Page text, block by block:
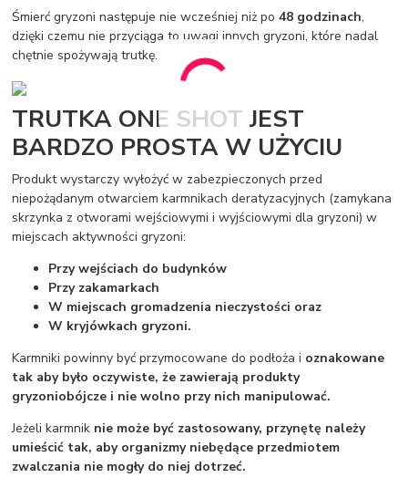
Śmierć gryzoni następuje nie wcześniej niż po48 godzinach,
dzięki czemu nie przyciąga to uwagi innych gryzoni, które nadal
chętnie spożywają trutkę.
TRUTKA ONE SHOT JEST
BARDZO PROSTA W UŻYCIU
Produkt wystarczy wyłożyć w zabezpieczonych przed
niepożądanym otwarciem karmnikach deratyzacyjnych (zamykana
skrzynka z otworami wejściowymi i wyjściowymi dla gryzoni) w
miejscach aktywności gryzoni:
Przy wejściach do budynków
Przy zakamarkach
W miejscach gromadzenia nieczystości oraz
W kryjówkach gryzoni.
Karmniki powinny być przymocowane do podłoża i oznakowane
tak aby było oczywiste, że zawierają produkty
gryzoniobójcze i nie wolno przy nich manipulować.
Jeżeli karmnik nie może być zastosowany, przynętę należy
umieścić tak, aby organizmy niebędące przedmiotem
zwalczania nie mogły do niej dotrzeć.